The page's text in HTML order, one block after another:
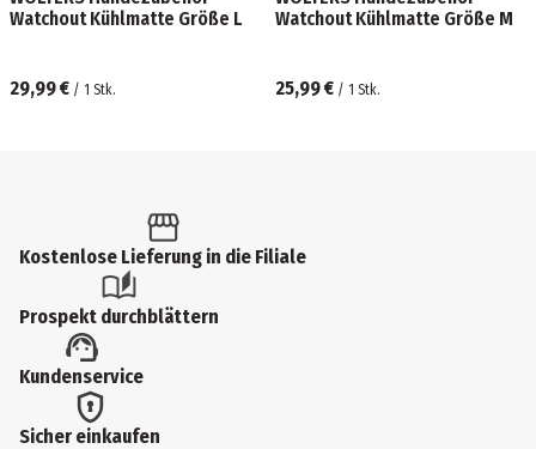
Watchout Kühlmatte Größe L
29,99 € / 1 Stk.
Watchout Kühlmatte Größe M
25,99 € / 1 Stk.
Kostenlose Lieferung in die Filiale
Prospekt durchblättern
Kundenservice
Sicher einkaufen